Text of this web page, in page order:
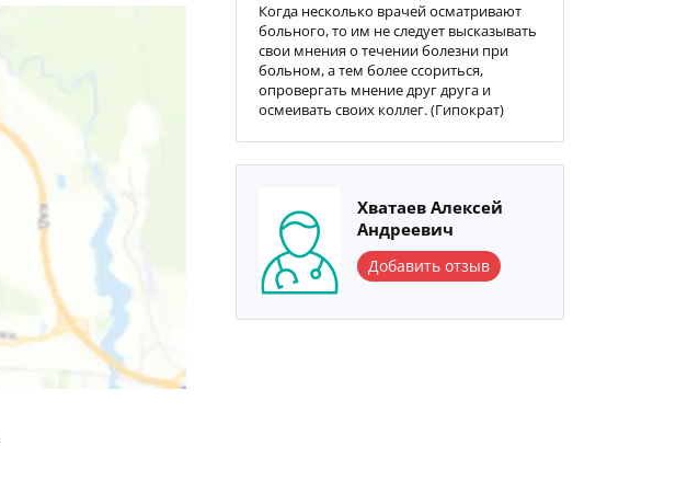
Когда несколько врачей осматривают
больного, то им не следует высказывать
свои мнения о течении болезни при
больном, а тем более ссориться,
опровергать мнение друг друга и
осмеивать своих коллег. (Гипократ)
Хватаев Алексей
Андреевич
Добавить отзыв